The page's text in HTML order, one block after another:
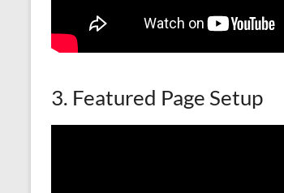
3. Featured Page Setup